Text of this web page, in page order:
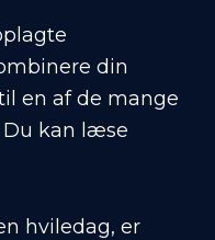
din
en af de mange
Du kan læse
hviledag, er